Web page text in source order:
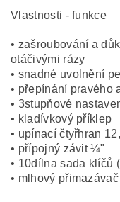
Vlastnosti - funkce
• zašroubování a
otáčivými rázy
• snadné uvolnění
• přepínání pravého
• 3stupňové
• kladívkový příklep
• upínací čtyřhran
• přípojný závit ¼"
• 10dílna sada klíčů
• mlhový přimazávač